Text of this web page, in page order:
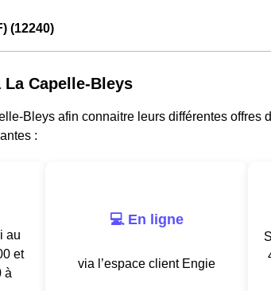
(12240)
Capelle-Bleys
Bleys afin connaitre leurs différentes offres
:
au
et
à
💻 En ligne
via l’espace client Engie